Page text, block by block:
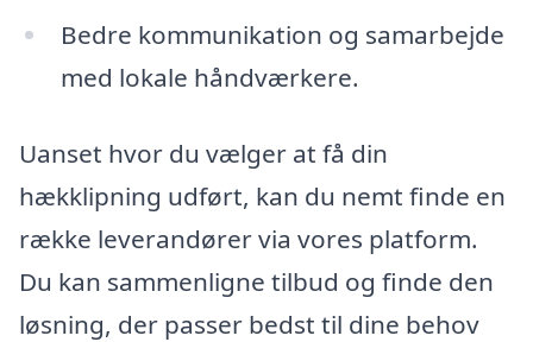
Bedre kommunikation og samarbejde
med lokale håndværkere.
Uanset hvor du vælger at få din
hækklipning udført, kan du nemt finde en
række leverandører via vores platform.
Du kan sammenligne tilbud og finde den
løsning, der passer bedst til dine behov